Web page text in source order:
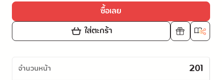
ซื้อเลย
ใส่ตะกร้า
จำนวนหน้า 201